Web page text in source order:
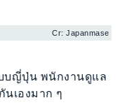
Cr: Japanmase
บญี่ปุ่น พนักงานดูแล
เองมาก ๆ